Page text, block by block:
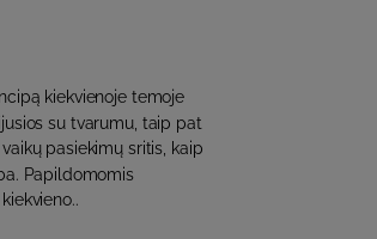
kiekvienoje temoje
su tvarumu, taip pat
pasiekimų sritis, kaip
Papildomomis